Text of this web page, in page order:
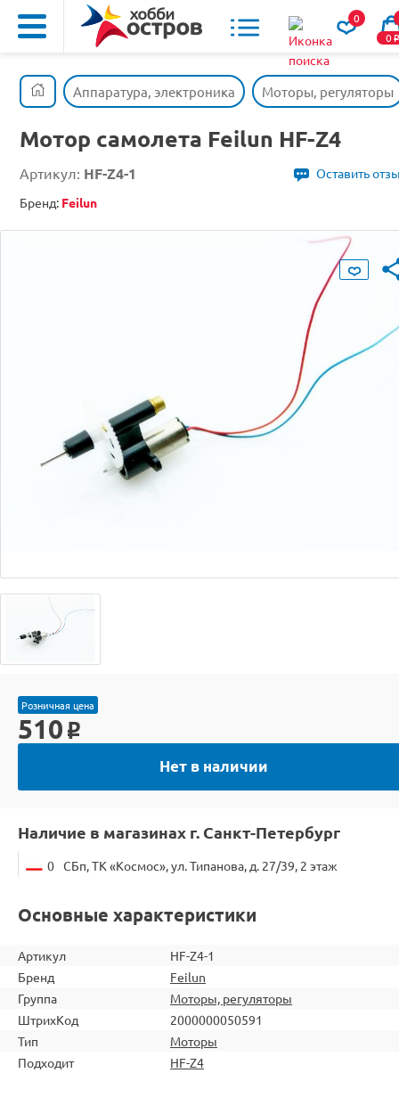
0
0o
Аппаратура, электроника Моторы, регуляторы
Мотор самолета Feilun HF-Z4
Артикул: HF-Z4-1
Оставить
Бренд: Feilun
Розничная цена
510 o
Нет в наличии
Наличие в магазинах г. Санкт-Петербург
0 СБп, ТК «Космос», ул. Типанова, д. 27/39, 2 этаж
Основные характеристики
Артикул
HF-Z4-1
Бренд
Feilun
Группа
Моторы, регуляторы
ШтрихКод
2000000050591
Тип
Моторы
Подходит
HF-Z4